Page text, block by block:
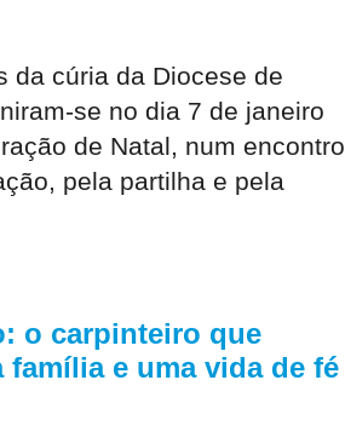
da cúria da Diocese de
se no dia 7 de janeiro
de Natal, num encontro
pela partilha e pela
o carpinteiro que
e uma vida de fé